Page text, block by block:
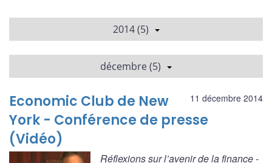
2014 (5)
décembre (5)
11 décembre 2014
Economic Club de New
York - Conférence de presse
(Vidéo)
Réflexions sur l’avenir de la finance-